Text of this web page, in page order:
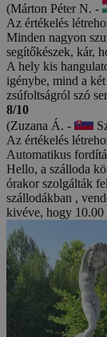
(Márton Péter N. -
Az értékelés
Minden nagyon
segítőkészek, kár,
A hely kis
igénybe, mind a
zsúfoltságról szó
8/10
(Zuzana Á. -
Az értékelés
Automatikus
Hello, a szálloda
órakor szolgálták
szállodákban ,
kivéve, hogy 10.00